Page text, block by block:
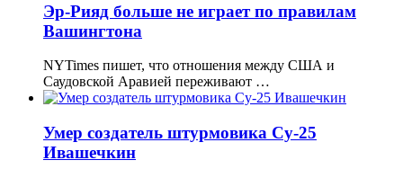
Эр-Рияд больше не играет по правилам
Вашингтона
NYTimes пишет, что отношения между США и
Саудовской Аравией переживают …
Умер создатель штурмовика Су-25
Ивашечкин